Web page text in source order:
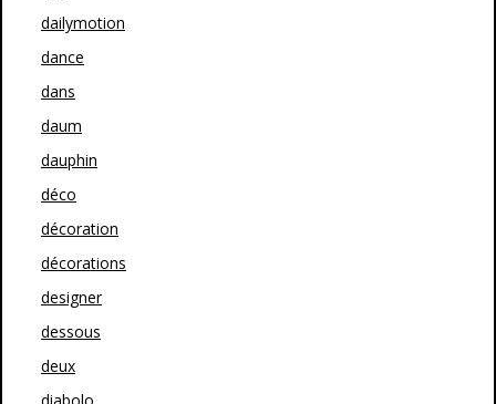
dailymotion
dance
dans
daum
dauphin
déco
décoration
décorations
designer
dessous
deux